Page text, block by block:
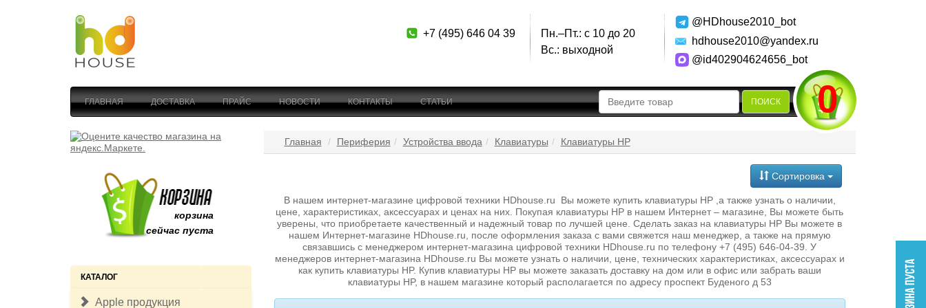
+7 (495) 646 04 39
Пн.–Пт.: с 10 до 20
Вс.: выходной
@HDhouse2010_bot
hdhouse2010@yandex.ru
@id402904624656_bot
ГЛАВНАЯ ДОСТАВКА ПРАЙС НОВОСТИ КОНТАКТЫ СТАТЬИ ПОИСК 0
корзина
сейчас пуста
КАТАЛОГ
Apple продукция
Главная Периферия Устройства ввода Клавиатуры Клавиатуры HP
Сортировка
В нашем интернет-магазине цифровой техники HDhouse.ru Вы можете купить клавиатуры HP ,а также узнать о наличии,
цене, характеристиках, аксессуарах и ценах на них. Покупая клавиатуры HP в нашем Интернет – магазине, Вы можете быть
уверены, что приобретаете качественный и надежный товар по лучшей цене. Сделать заказ на клавиатуры HP Вы можете в
нашем Интернет-магазине HDhouse.ru, после оформления заказа с вами свяжется наш менеджер, а также на прямую
связавшись с менеджером интернет-магазина цифровой техники HDhouse.ru по телефону +7 (495) 646-04-39. У
менеджеров интернет-магазина HDhouse.ru Вы можете узнать о наличии, цене, технических характеристиках, аксессуарах и
как купить клавиатуры HP. Купив клавиатуры HP вы можете заказать доставку на дом или в офис или забрать ваши
клавиатуры HP, в нашем магазине который располагается по адресу проспект Буденого д 53